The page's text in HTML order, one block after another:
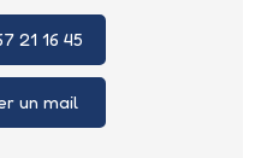
21 16 45
un mail